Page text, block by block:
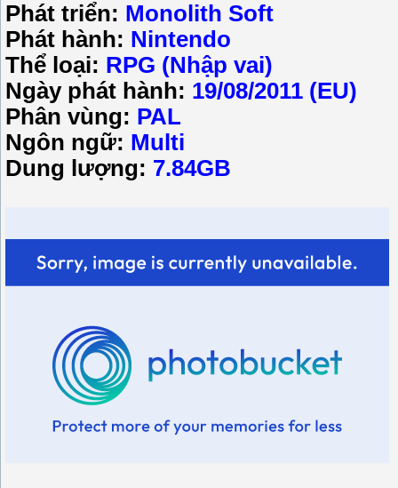
Phát triển: Monolith Soft
Phát hành: Nintendo
Thể loại: RPG (Nhập vai)
Ngày phát hành: 19/08/2011 (EU)
Phân vùng: PAL
Ngôn ngữ: Multi
Dung lượng: 7.84GB